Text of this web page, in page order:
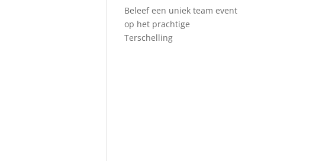
Beleef een uniek team event
op het prachtige
Terschelling